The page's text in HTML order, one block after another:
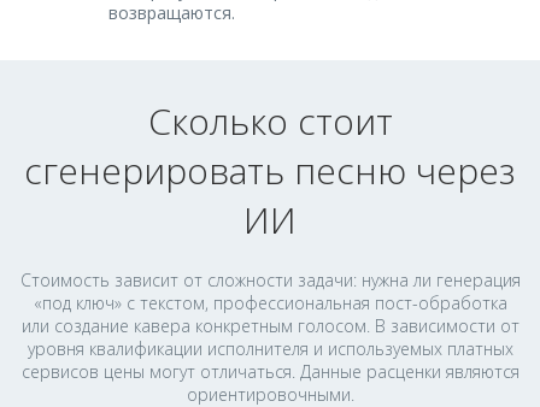
возвращаются.
Сколько стоит
сгенерировать песню через
ИИ
Стоимость зависит от сложности задачи: нужна ли генерация
«под ключ» с текстом, профессиональная пост-обработка
или создание кавера конкретным голосом. В зависимости от
уровня квалификации исполнителя и используемых платных
сервисов цены могут отличаться. Данные расценки являются
ориентировочными.